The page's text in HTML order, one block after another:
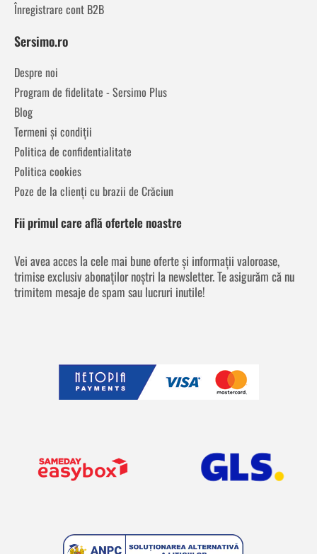
Înregistrare cont B2B
Sersimo.ro
Despre noi
Program de fidelitate - Sersimo Plus
Blog
Termeni și condiții
Politica de confidentialitate
Politica cookies
Poze de la clienți cu brazii de Crăciun
Fii primul care află ofertele noastre
Vei avea acces la cele mai bune oferte și informații valoroase,
trimise exclusiv abonaților noștri la newsletter. Te asigurăm că nu
trimitem mesaje de spam sau lucruri inutile!